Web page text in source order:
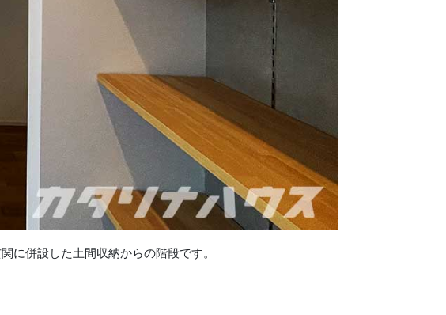
に併設した土間収納からの階段です。